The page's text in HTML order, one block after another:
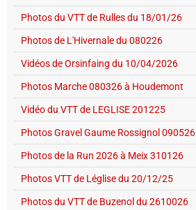
Photos du VTT de Rulles du 18/01/26
Photos de L'Hivernale du 080226
Vidéos de Orsinfaing du 10/04/2026
Photos Marche 080326 à Houdemont
Vidéo du VTT de LEGLISE 201225
Photos Gravel Gaume Rossignol 090526
Photos de la Run 2026 à Meix 310126
Photos VTT de Léglise du 20/12/25
Photos du VTT de Buzenol du 2610026